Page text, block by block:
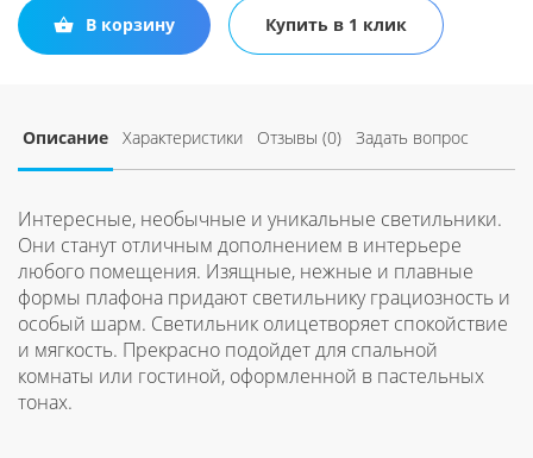
В корзину Купить в 1 клик
Описание Характеристики Отзывы (0) Задать вопрос
Интересные, необычные и уникальные светильники.
Они станут отличным дополнением в интерьере
любого помещения. Изящные, нежные и плавные
формы плафона придают светильнику грациозность и
особый шарм. Светильник олицетворяет спокойствие
и мягкость. Прекрасно подойдет для спальной
комнаты или гостиной, оформленной в пастельных
тонах.